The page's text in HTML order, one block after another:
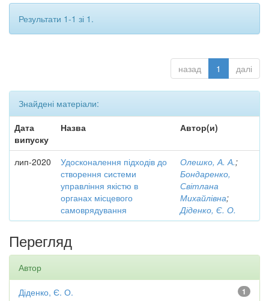
Результати 1-1 зі 1.
назад 1 далі
Знайдені матеріали:
Дата
випуску
Назва Автор(и)
лип-2020
Удосконалення підходів до
створення системи
управління якістю в
органах місцевого
самоврядування
Олешко, А. А.;
Бондаренко,
Світлана
Михайлівна;
Діденко, Є. О.
Перегляд
Автор
1
Діденко, Є. О.